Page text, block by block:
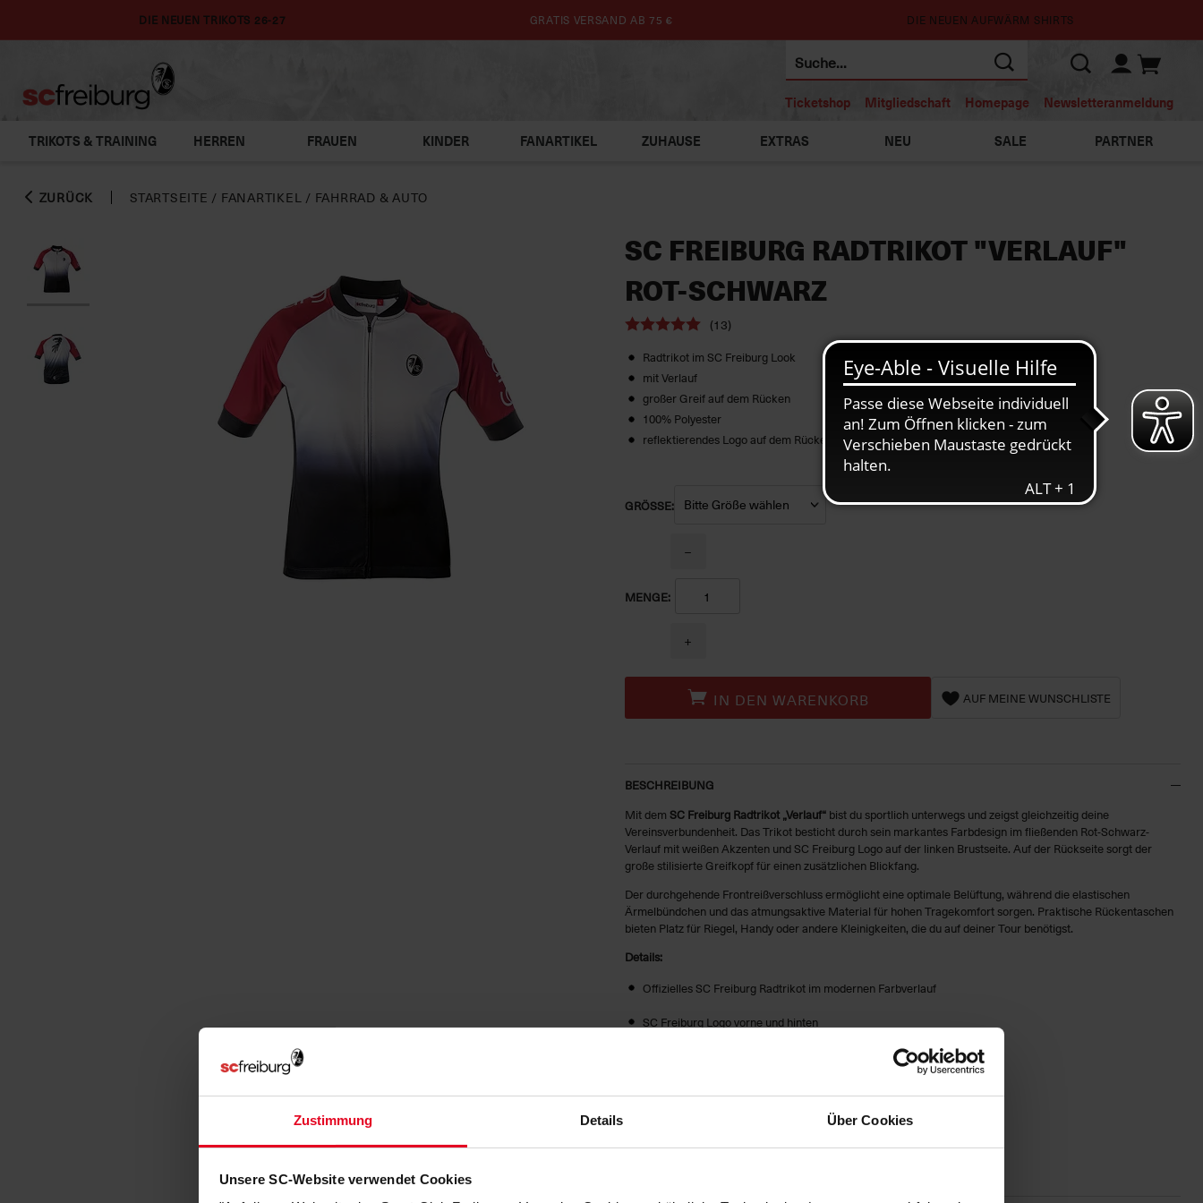
Zustimmung Details Über Cookies
Unsere SC-Website verwendet Cookies
DIE NEUEN TRIKOTS 26-27 GRATIS VERSAND AB 75 € DIE NEUEN AUFWÄRM SHIRTS
Ticketshop Mitgliedschaft Homepage Newsletteranmeldung
TRIKOTS & TRAINING HERREN FRAUEN KINDER FANARTIKEL ZUHAUSE EXTRAS NEU SALE PARTNER
ZURÜCK STARTSEITE / FANARTIKEL / FAHRRAD & AUTO
SC FREIBURG RADTRIKOT "VERLAUF"
ROT-SCHWARZ
(13)
Radtrikot im SC Freiburg Look
mit Verlauf
großer Greif auf dem Rücken
100% Polyester
reflektierendes Logo auf dem Rücken
GRÖSSE:
MENGE:
−
+
IN DEN WARENKORB AUF MEINE WUNSCHLISTE
BESCHREIBUNG
Mit dem SC Freiburg Radtrikot „Verlauf“bist du sportlich unterwegs und zeigst gleichzeitig deine
Vereinsverbundenheit. Das Trikot besticht durch sein markantes Farbdesign im fließenden Rot-Schwarz-
Verlauf mit weißen Akzenten und SC Freiburg Logo auf der linken Brustseite. Auf der Rückseite sorgt der
große stilisierte Greifkopf für einen zusätzlichen Blickfang.
Der durchgehende Frontreißverschluss ermöglicht eine optimale Belüftung, während die elastischen
Ärmelbündchen und das atmungsaktive Material für hohen Tragekomfort sorgen. Praktische Rückentaschen
bieten Platz für Riegel, Handy oder andere Kleinigkeiten, die du auf deiner Tour benötigst.
Details:
Offizielles SC Freiburg Radtrikot im modernen Farbverlauf
SC Freiburg Logo vorne und hinten